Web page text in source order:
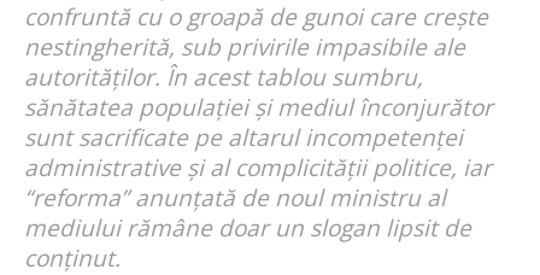
confruntă cu o groapă de gunoi care crește
nestingherită, sub privirile impasibile ale
autorităților. În acest tablou sumbru,
sănătatea populației și mediul înconjurător
sunt sacrificate pe altarul incompetenței
administrative și al complicității politice, iar
“reforma” anunțată de noul ministru al
mediului rămâne doar un slogan lipsit de
conținut.